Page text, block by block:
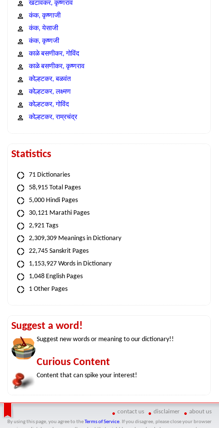
खटावकर, कृष्णराव
कंक, कृष्णाजी
कंक, येसाजी
कंक, कृष्णजी
काळे बसणीकर, गोविंद
काळे बसणीकर, कृष्णराव
कोल्हटकर, बळवंत
कोल्हटकर, लक्ष्मण
कोल्हटकर, गोविंद
कोल्हटकर, राम्रचंद्र
Statistics
71 Dictionaries
58,915 Total Pages
5,000 Hindi Pages
30,121 Marathi Pages
2,921 Tags
2,309,309 Meanings in Dictionary
22,745 Sanskrit Pages
1,153,927 Words in Dictionary
1,048 English Pages
1 Other Pages
Suggest a word!
Suggest new words or meaning to our dictionary!!
Curious Content
Content that can spike your interest!
contact us disclaimer about us
By using this page, you agree to the Terms of Service. If you disagree, please close your browser